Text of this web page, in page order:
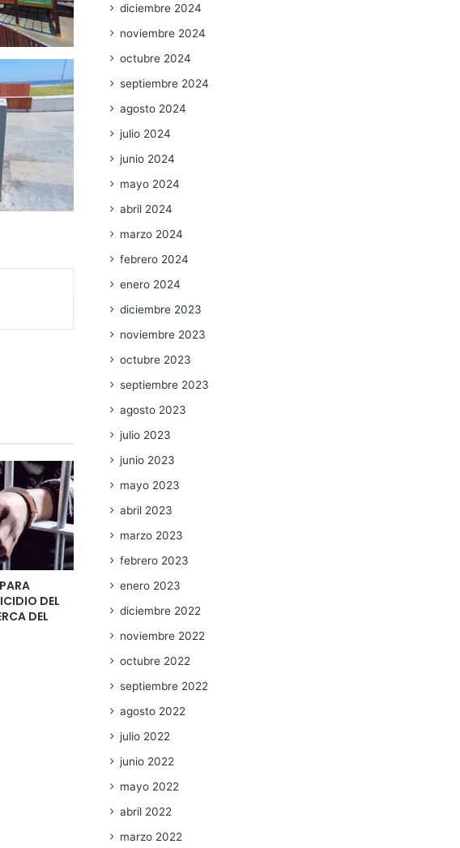
DEL
DEL
diciembre 2024
noviembre 2024
octubre 2024
septiembre 2024
agosto 2024
julio 2024
junio 2024
mayo 2024
abril 2024
marzo 2024
febrero 2024
enero 2024
diciembre 2023
noviembre 2023
octubre 2023
septiembre 2023
agosto 2023
julio 2023
junio 2023
mayo 2023
abril 2023
marzo 2023
febrero 2023
enero 2023
diciembre 2022
noviembre 2022
octubre 2022
septiembre 2022
agosto 2022
julio 2022
junio 2022
mayo 2022
abril 2022
marzo 2022